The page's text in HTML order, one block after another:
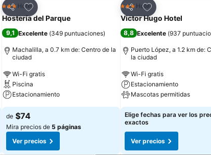
Compartir
Agregar a favoritos
3 Estrellas
Hotel
Hostería del Parque
9,1 Excelente (349 puntuaciones)
Machalilla, a 0.7 km de: Centro de la
ciudad
Wi-Fi gratis
Piscina
Estacionamiento
de $74
Mira precios de 5 páginas
Ver precios
Compartir
Agregar a
3 Estrellas
Hotel
Victor Hugo Hotel
8,8 Excelente (937
Puerto López, a 1.2 km de:
la ciudad
Wi-Fi gratis
Estacionamiento
Mascotas permitidas
Elige fechas para ver los
exactos
Ver precios